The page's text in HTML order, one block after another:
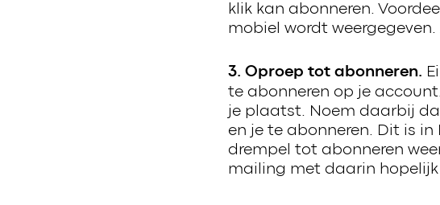
klik kan abonneren.
mobiel wordt
3. Oproep tot abonneren.
te abonneren op je
je plaatst. Noem daarbij
en je te abonneren. Dit is
drempel tot abonneren
mailing met daarin hopelijk